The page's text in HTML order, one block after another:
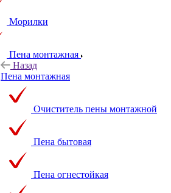
Морилки
Пена монтажная
Назад
Пена монтажная
Очиститель пены монтажной
Пена бытовая
Пена огнестойкая